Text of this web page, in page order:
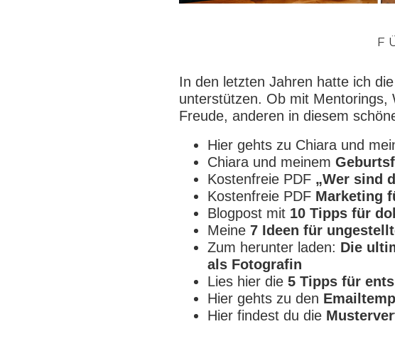
In den letzten Jahren hatte ich
unterstützen. Ob mit
Freude, anderen in diesem
Hier gehts zu Chiara und
Chiara und meinem
Kostenfreie PDF „Wer sind
Kostenfreie PDF Marketing
Blogpost mit 10 Tipps für
Meine 7 Ideen für
Zum herunter laden: Die
als Fotografin
Lies hier die 5 Tipps für
Hier gehts zu den
Hier findest du die